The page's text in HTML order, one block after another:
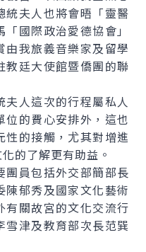
統夫人也將會晤「靈醫
國際政治愛德協會」
我旅義音樂家及留學
教廷大使館暨僑團的聯
人這次的行程屬私人
的費心安排外，這也
性的接觸，尤其對增進
的了解更有助益。
員包括外交部簡部長
陳郁秀及國家文化藝術
有關故宮的文化交流行
津及教育部次長范巽